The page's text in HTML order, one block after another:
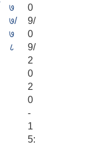
७
७/
७
८
0
9/
0
9/
2
0
2
0
-
1
5: